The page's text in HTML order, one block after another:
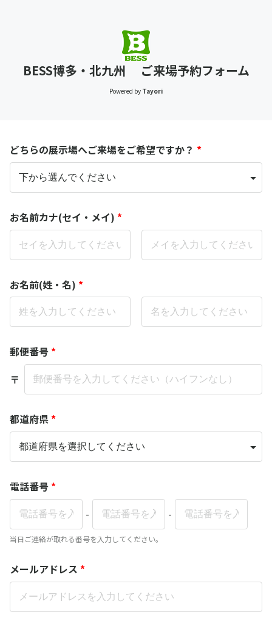
BESS博多・北九州 ご来場予約フォーム
Powered by Tayori
どちらの展示場へご来場をご希望ですか？ *
お名前カナ(セイ・メイ) *
お名前(姓・名) *
郵便番号 *
〒
都道府県 *
電話番号 *
-
-
当日ご連絡が取れる番号を入力してください。
メールアドレス *